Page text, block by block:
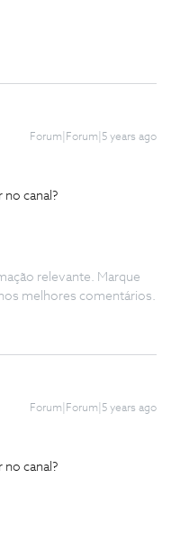
Forum|Forum|5 years ago
no canal?
relevante. Marque
melhores comentários.
Forum|Forum|5 years ago
no canal?